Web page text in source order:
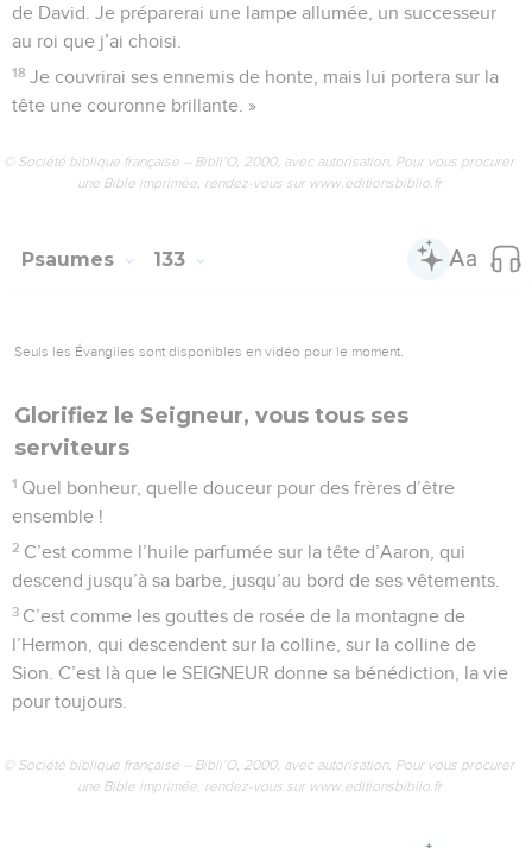
une maison pour le Dieu puissant de Jacob. »
6 Voici ce que nous avons appris : le coffre de l’alliance est à
Éfrata. Nous l’avons trouvé près de Yaar.
7 Entrons dans la maison du SEIGNEUR ! Mettons-nous à
SEIGNEUR, viens te reposer ici, viens avec le coffre de
Que la force de ton salut couvre tes prêtres comme d’un
vêtement, que tes amis fidèles crient de joie !
enfants sur ton siège de roi.
12
donne, leurs enfants occuperont à leur tour ton siège royal
pour toujours. »
13
Oui, le SEIGNEUR a choisi Jérusalem, c’est là qu’il a voulu
habiter.
14 Il a dit : « Je me reposerai toujours ici. J’habiterai dans
cette ville, c’est elle que j’ai voulue.
15 Je remplirai de nourriture les greniers de Jérusalem, je
donnerai à manger à ses pauvres.
amis fidèles pousseront des cris de joie.
de David. Je préparerai une lampe allumée, un successeur